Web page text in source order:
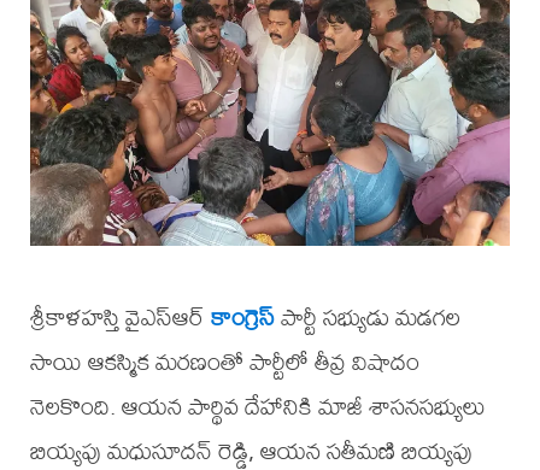
శ్రీకాళహస్తి వైఎస్ఆర్కాంగ్రెస్పార్టీ సభ్యుడు మడగల
సాయి ఆకస్మిక మరణంతో పార్టీలో తీవ్ర విషాదం
నెలకొంది. ఆయన పార్థివ దేహానికి మాజీ శాసనసభ్యులు
బియ్యపు మధుసూదన్ రెడ్డి, ఆయన సతీమణి బియ్యపు